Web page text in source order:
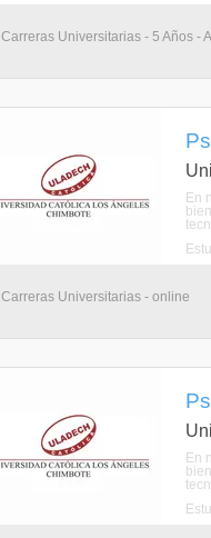
Carreras Universitarias - 5 Años -
En
Carreras Universitarias - online
En